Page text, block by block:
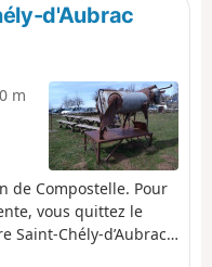
d'Aubrac
m
de Compostelle. Pour
vous quittez le
Saint-Chély-d’Aubrac